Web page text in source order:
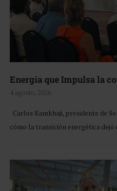
Energía que Impulsa la
4 agosto, 2026
Carlos Kamkhaji, presidente de
cómo la transición energética dejó